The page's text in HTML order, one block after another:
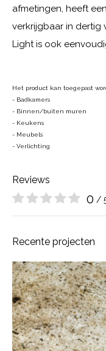
afmetingen, heeft
verkrijgbaar in dertig
Light is ook
Het product kan toegepast
- Badkamers
- Binnen/buiten muren
- Keukens
- Meubels
- Verlichting
Reviews
0 /
Recente projecten